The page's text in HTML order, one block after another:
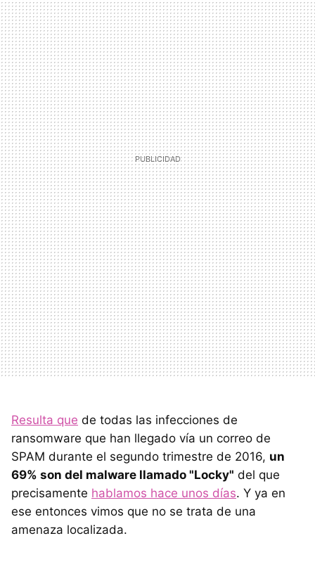
Resulta que de todas las infecciones de
ransomware que han llegado vía un correo de
SPAM durante el segundo trimestre de 2016, un
69% son del malware llamado "Locky" del que
precisamente hablamos hace unos días. Y ya en
ese entonces vimos que no se trata de una
amenaza localizada.